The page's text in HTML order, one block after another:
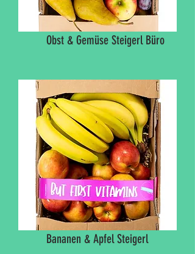
Obst & Gemüse Steigerl Büro
Bananen & Apfel Steigerl